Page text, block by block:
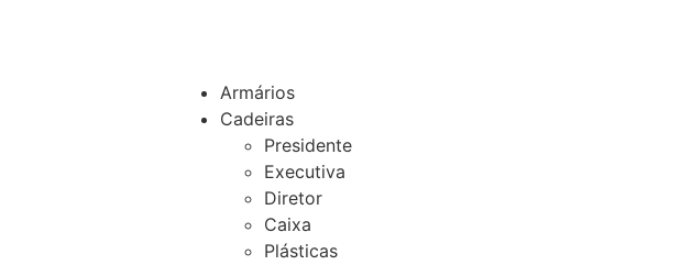
Armários
Cadeiras
Presidente
Executiva
Diretor
Caixa
Plásticas